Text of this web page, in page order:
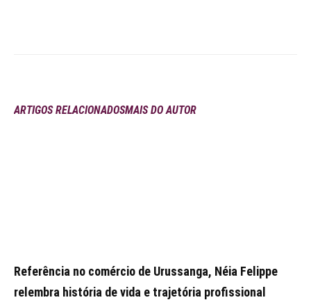
ARTIGOS RELACIONADOSMAIS DO AUTOR
Referência no comércio de Urussanga, Néia Felippe
relembra história de vida e trajetória profissional